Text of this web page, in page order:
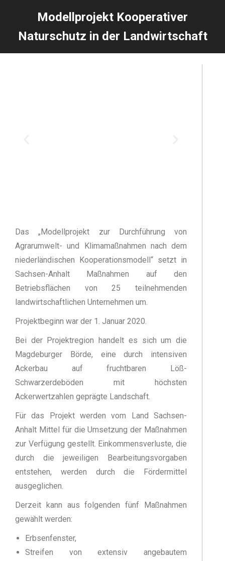
Modellprojekt Kooperativer
Naturschutz in der Landwirtschaft
Das „Modellprojekt zur Durchführung von
Agrarumwelt- und Klimamaßnahmen nach dem
niederländischen Kooperationsmodell“ setzt in
Sachsen-Anhalt Maßnahmen auf den
Betriebsflächen von 25 teilnehmenden
landwirtschaftlichen Unternehmen um.
Projektbeginn war der 1. Januar 2020.
Bei der Projektregion handelt es sich um die
Magdeburger Börde, eine durch intensiven
Ackerbau auf fruchtbaren Löß-
Schwarzerdeböden mit höchsten
Ackerwertzahlen geprägte Landschaft.
Für das Projekt werden vom Land Sachsen-
Anhalt Mittel für die Umsetzung der Maßnahmen
zur Verfügung gestellt. Einkommensverluste, die
durch die jeweiligen Bearbeitungsvorgaben
entstehen, werden durch die Fördermittel
ausgeglichen.
Derzeit kann aus folgenden fünf Maßnahmen
gewählt werden:
Erbsenfenster,
Streifen von extensiv angebautem